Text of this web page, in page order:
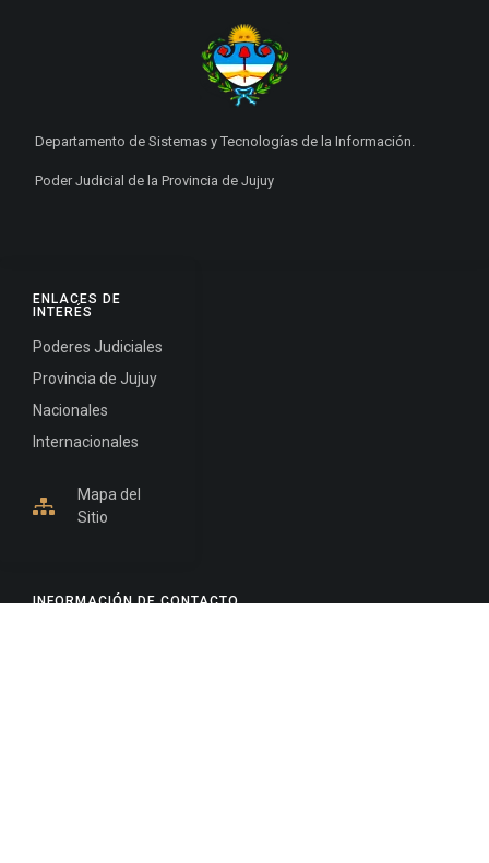
INFORMACIÓN DE CONTACTO
ENLACES DE
INTERÉS
Poderes Judiciales
Provincia de Jujuy
Nacionales
Internacionales
Mapa del
Sitio
Departamento de Sistemas y Tecnologías de la Información.
Poder Judicial de la Provincia de Jujuy